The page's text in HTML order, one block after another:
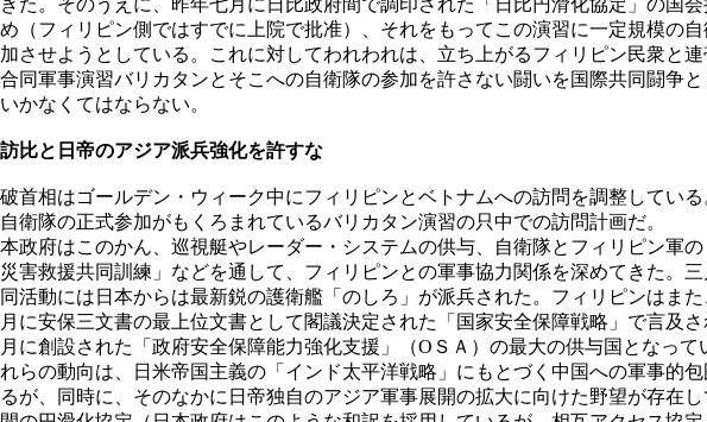
た。そのうえに、昨年七月に日比政府間で調印された「日比円滑化協定」の国
（フィリピン側ではすでに上院で批准）、それをもってこの演習に一定規模の
させようとしている。これに対してわれわれは、立ち上がるフィリピン民衆と連
同軍事演習バリカタンとそこへの自衛隊の参加を許さない闘いを国際共同闘争
かなくてはならない。
比と日帝のアジア派兵強化を許すな
首相はゴールデン・ウィーク中にフィリピンとベトナムへの訪問を調整している
衛隊の正式参加がもくろまれているバリカタン演習の只中での訪問計画だ。
政府はこのかん、巡視艇やレーダー・システムの供与、自衛隊とフィリピン軍の
害救援共同訓練」などを通して、フィリピンとの軍事協力関係を深めてきた。
同活動には日本からは最新鋭の護衛艦「のしろ」が派兵された。フィリピンはま
に安保三文書の最上位文書として閣議決定された「国家安全保障戦略」で言及
に創設された「政府安全保障能力強化支援」（ОＳＡ）の最大の供与国となって
らの動向は、日米帝国主義の「インド太平洋戦略」にもとづく中国への軍事的包
が、同時に、そのなかに日帝独自のアジア軍事展開の拡大に向けた野望が存在し